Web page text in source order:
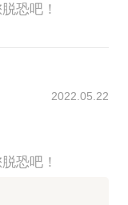
、摆脱恐惧
题描述得更具体
能把您的问题提
更有针对性的准
我的信任，期待
恐吧！
2022.05.22
恐吧！